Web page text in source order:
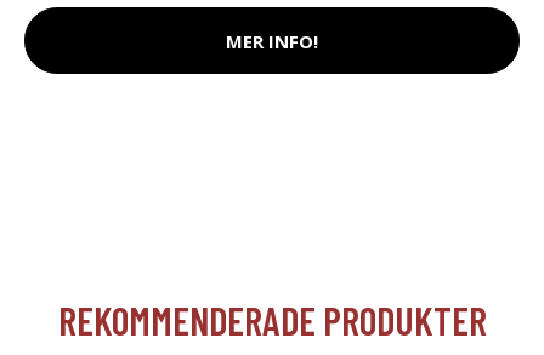
MER INFO!
REKOMMENDERADE PRODUKTER